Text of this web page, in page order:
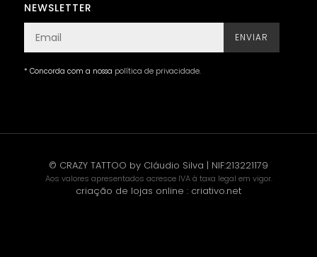
NEWSLETTER
ENVIAR
* Concorda com a nossa política de privacidade.
© CRAZY TATTOO by Cláudio Silva | NIF:213221179
Aos valores apresentados acresce IVA à taxa legal em vigor.
criação de lojas online : criativo.net